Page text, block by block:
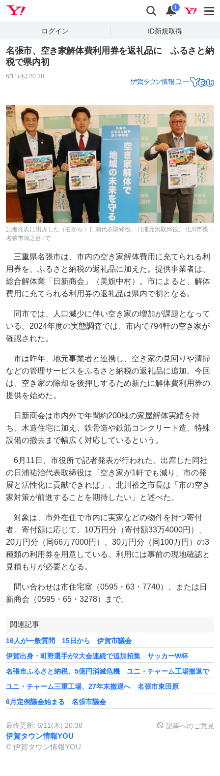
検索 通知
i
ログイン ID新規取得
名張市、空き家解体費利用券を返礼品に ふるさと納
税で県内初
6/11(木) 20:38
記者発表に出席した（右から）日浦代表取締役、日浦元気取締役、北川市長＝
名張市鴻之台1で
三重県名張市は、市内の空き家解体費用に充てられる利
用券を、ふるさと納税の返礼品に加えた。提供事業者は、
総合解体業「日新商会」（美旗中村）。市によると、解体
費用に充てられる利用券の返礼品は県内で初となる。
同市では、人口減少に伴い空き家の増加が課題となって
いる。2024年度の実態調査では、市内で794軒の空き家が
確認された。
市は昨年、地元事業者と連携し、空き家の見回りや清掃
などの管理サービスをふるさと納税の返礼品に追加。今回
は、空き家の除却を後押しするため新たに解体費利用券の
提供を始めた。
日新商会は市内外で年間約200棟の家屋解体実績を持
ち、木造住宅に加え、鉄骨造や鉄筋コンクリート造、特殊
設備の撤去まで幅広く対応しているという。
6月11日、市役所で記者発表が行われた。出席した同社
の日浦祐治代表取締役は「空き家が1軒でも減り、市の発
展と活性化に貢献できれば」、北川裕之市長は「市の空き
家対策が前進することを期待したい」と述べた。
対象は、市外在住で市内に実家などの物件を持つ寄付
者。寄付額に応じて、10万円分（寄付額33万4000円）、
20万円分（同66万7000円）、30万円分（同100万円）の3
種類の利用券を用意している。利用には事前の現地確認と
見積もりが必要となる。
問い合わせは市住宅室（0595・63・7740）、または日
新商会（0595・65・3278）まで。
関連記事
16人が一般質問 15日から 伊賀市議会
伊賀出身・町野選手が2大会連続で追加招集 サッカーW杯
名張市ふるさと納税、5億円消滅危機 ユニ・チャーム工場撤退で
ユニ・チャーム三重工場、27年末撤退へ 名張市東田原
6月定例議会始まる 名張市議会
最終更新: 6/11(木) 20:38 記事へのご意見
伊賀タウン情報YOU
© 伊賀タウン情報YOU